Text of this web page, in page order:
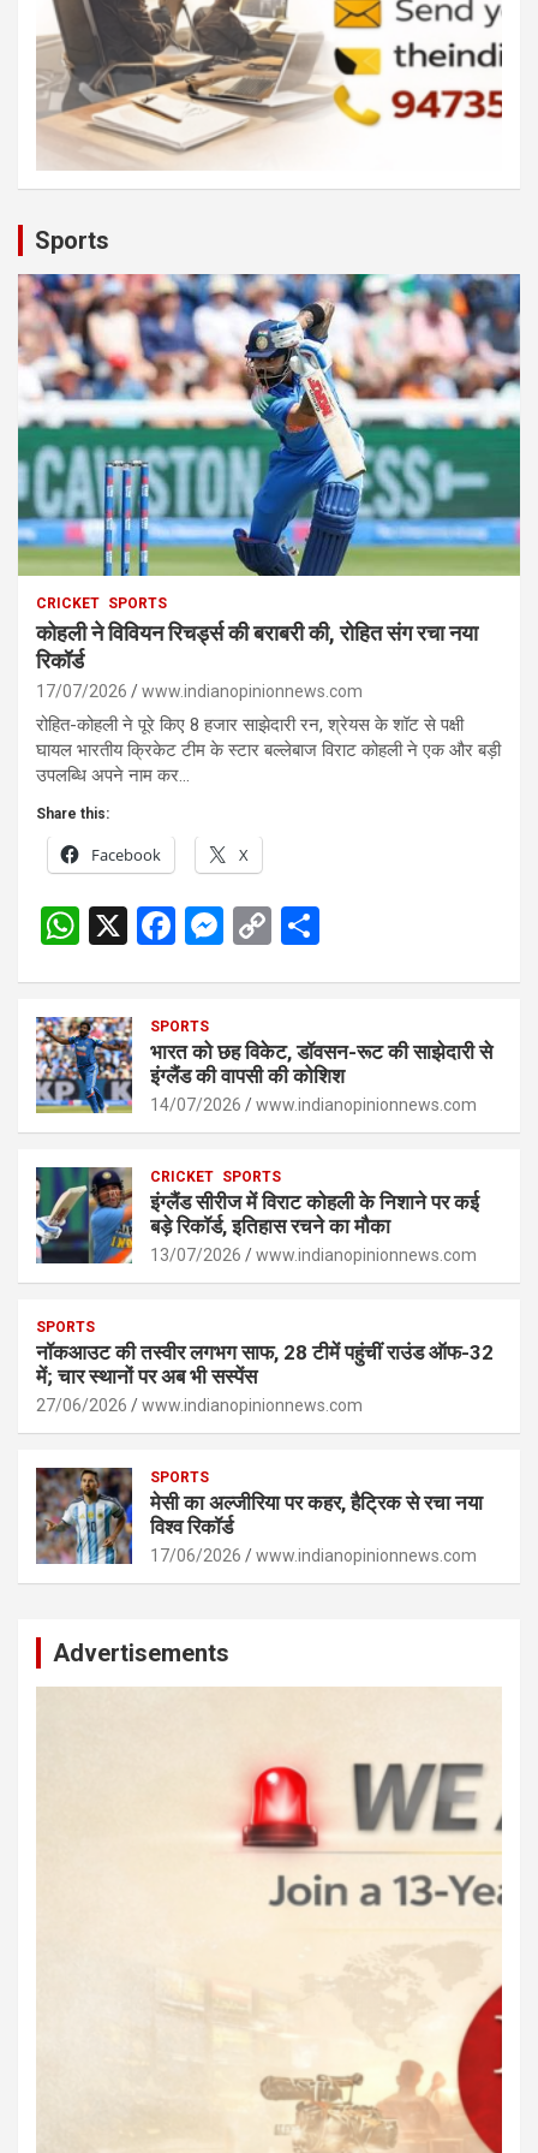
Sports
CRICKET SPORTS
कोहली ने विवियन रिचर्ड्स की बराबरी की, रोहित संग रचा नया
रिकॉर्ड
17/07/2026 www.indianopinionnews.com
रोहित-कोहली ने पूरे किए 8 हजार साझेदारी रन, श्रेयस के शॉट से पक्षी
घायल भारतीय क्रिकेट टीम के स्टार बल्लेबाज विराट कोहली ने एक और बड़ी
उपलब्धि अपने नाम कर…
Share this:
Facebook X
W
s
A
p
p
X
F
b
o
o
M
n
g
er
C
Li
n
k
e
SPORTS
भारत को छह विकेट, डॉवसन-रूट की साझेदारी से
इंग्लैंड की वापसी की कोशिश
14/07/2026 www.indianopinionnews.com
CRICKET SPORTS
इंग्लैंड सीरीज में विराट कोहली के निशाने पर कई
बड़े रिकॉर्ड, इतिहास रचने का मौका
13/07/2026 www.indianopinionnews.com
SPORTS
नॉकआउट की तस्वीर लगभग साफ, 28 टीमें पहुंचीं राउंड ऑफ-32
में; चार स्थानों पर अब भी सस्पेंस
27/06/2026 www.indianopinionnews.com
SPORTS
मेसी का अल्जीरिया पर कहर, हैट्रिक से रचा नया
विश्व रिकॉर्ड
17/06/2026 www.indianopinionnews.com
Advertisements